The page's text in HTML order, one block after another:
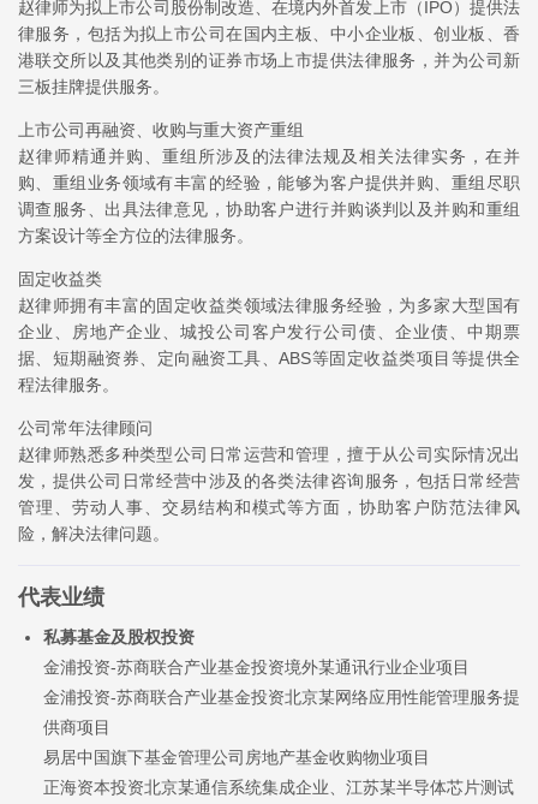
赵律师为拟上市公司股份制改造、在境内外首发上市（IPO）提供法
律服务，包括为拟上市公司在国内主板、中小企业板、创业板、香
港联交所以及其他类别的证券市场上市提供法律服务，并为公司新
三板挂牌提供服务。
上市公司再融资、收购与重大资产重组
赵律师精通并购、重组所涉及的法律法规及相关法律实务，在并
购、重组业务领域有丰富的经验，能够为客户提供并购、重组尽职
调查服务、出具法律意见，协助客户进行并购谈判以及并购和重组
方案设计等全方位的法律服务。
固定收益类
赵律师拥有丰富的固定收益类领域法律服务经验，为多家大型国有
企业、房地产企业、城投公司客户发行公司债、企业债、中期票
据、短期融资券、定向融资工具、ABS等固定收益类项目等提供全
程法律服务。
公司常年法律顾问
赵律师熟悉多种类型公司日常运营和管理，擅于从公司实际情况出
发，提供公司日常经营中涉及的各类法律咨询服务，包括日常经营
管理、劳动人事、交易结构和模式等方面，协助客户防范法律风
险，解决法律问题。
代表业绩
私募基金及股权投资
金浦投资-苏商联合产业基金投资境外某通讯行业企业项目
金浦投资-苏商联合产业基金投资北京某网络应用性能管理服务提
供商项目
易居中国旗下基金管理公司房地产基金收购物业项目
正海资本投资北京某通信系统集成企业、江苏某半导体芯片测试